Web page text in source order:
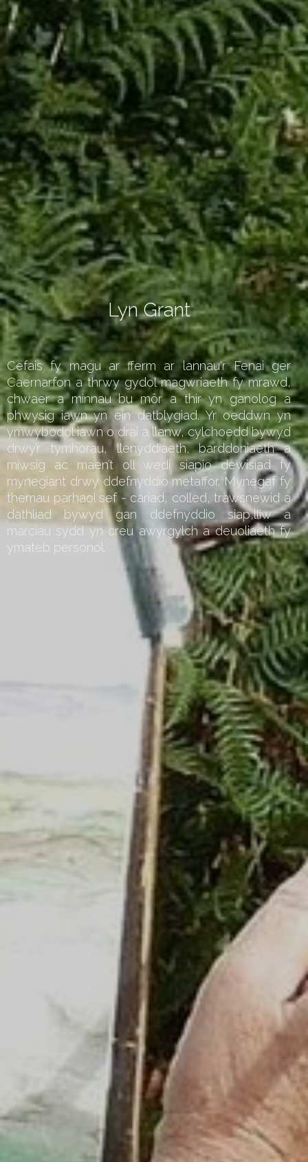
Lyn Grant
Cefais fy magu ar fferm ar lannau'r Fenai ger
Caernarfon a thrwy gydol magwriaeth fy mrawd,
chwaer a minnau bu môr a thir yn ganolog a
phwysig iawn yn ein datblygiad. Yr oeddwn yn
ymwybodol iawn o drai a llanw, cylchoedd bywyd
drwy’r tymhorau, llenyddiaeth, barddoniaeth a
miwsig ac maen’t oll wedi siapio dewisiad fy
mynegiant drwy ddefnyddio metaffor. Mynegaf fy
themau parhaol sef - cariad, colled, trawsnewid a
dathliad bywyd gan ddefnyddio siap,lliw a
marciau sydd yn creu awyrgylch a deuoliaeth fy
ymateb personol.